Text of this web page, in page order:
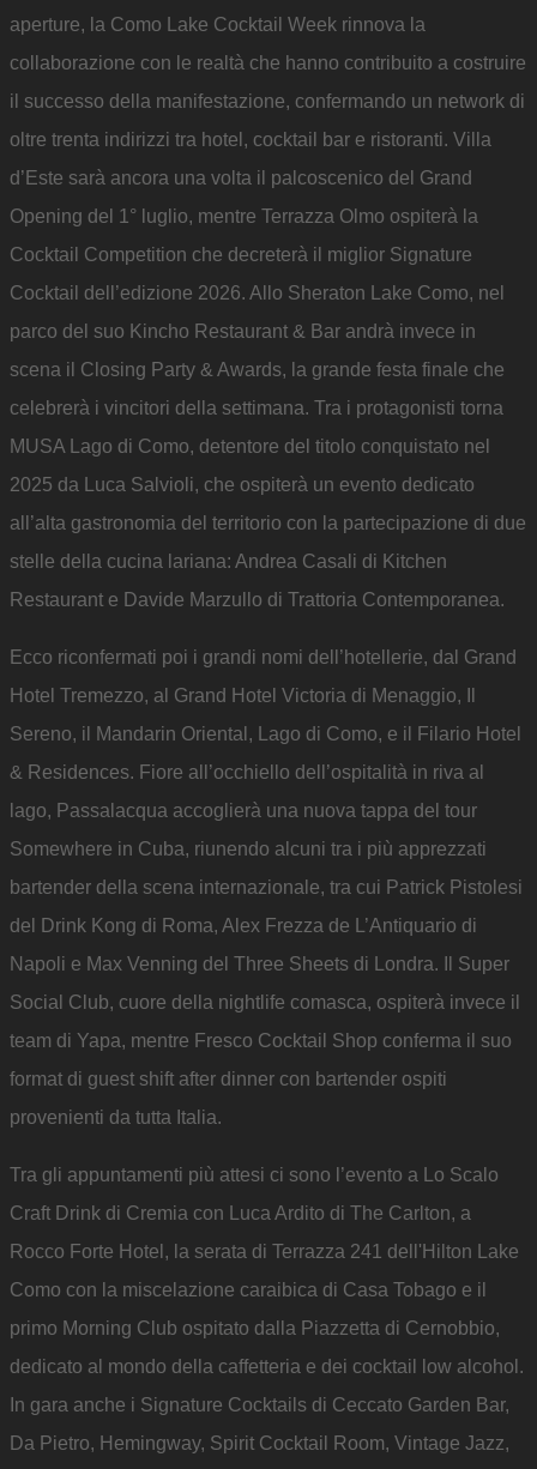
aperture, la Como Lake Cocktail Week rinnova la
collaborazione con le realtà che hanno contribuito a costruire
il successo della manifestazione, confermando un network di
oltre trenta indirizzi tra hotel, cocktail bar e ristoranti. Villa
d’Este sarà ancora una volta il palcoscenico del Grand
Opening del 1° luglio, mentre Terrazza Olmo ospiterà la
Cocktail Competition che decreterà il miglior Signature
Cocktail dell’edizione 2026. Allo Sheraton Lake Como, nel
parco del suo Kincho Restaurant & Bar andrà invece in
scena il Closing Party & Awards, la grande festa finale che
celebrerà i vincitori della settimana. Tra i protagonisti torna
MUSA Lago di Como, detentore del titolo conquistato nel
2025 da Luca Salvioli, che ospiterà un evento dedicato
all’alta gastronomia del territorio con la partecipazione di due
stelle della cucina lariana: Andrea Casali di Kitchen
Restaurant e Davide Marzullo di Trattoria Contemporanea.
Ecco riconfermati poi i grandi nomi dell’hotellerie, dal Grand
Hotel Tremezzo, al Grand Hotel Victoria di Menaggio, Il
Sereno, il Mandarin Oriental, Lago di Como, e il Filario Hotel
& Residences. Fiore all’occhiello dell’ospitalità in riva al
lago, Passalacqua accoglierà una nuova tappa del tour
Somewhere in Cuba, riunendo alcuni tra i più apprezzati
bartender della scena internazionale, tra cui Patrick Pistolesi
del Drink Kong di Roma, Alex Frezza de L’Antiquario di
Napoli e Max Venning del Three Sheets di Londra. Il Super
Social Club, cuore della nightlife comasca, ospiterà invece il
team di Yapa, mentre Fresco Cocktail Shop conferma il suo
format di guest shift after dinner con bartender ospiti
provenienti da tutta Italia.
Tra gli appuntamenti più attesi ci sono l’evento a Lo Scalo
Craft Drink di Cremia con Luca Ardito di The Carlton, a
Rocco Forte Hotel, la serata di Terrazza 241 dell'Hilton Lake
Como con la miscelazione caraibica di Casa Tobago e il
primo Morning Club ospitato dalla Piazzetta di Cernobbio,
dedicato al mondo della caffetteria e dei cocktail low alcohol.
In gara anche i Signature Cocktails di Ceccato Garden Bar,
Da Pietro, Hemingway, Spirit Cocktail Room, Vintage Jazz,